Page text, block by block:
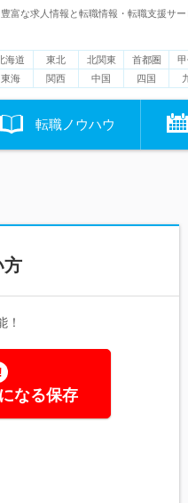
富な求人情報と転職情報・転職支援サ
海道 東北 北関東 首都圏
東海
関西 中国 四国
転職ノウハウ
方
！
なる保存